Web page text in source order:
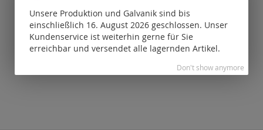
Preise nur für
registrierte
Kunden
sichtbar.
Unsere Produktion und Galvanik sind bis
einschließlich 16. August 2026 geschlossen. Unser
Kundenservice ist weiterhin gerne für Sie
erreichbar und versendet alle lagernden Artikel.
Don't show anymore